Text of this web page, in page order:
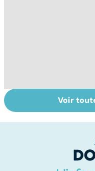
Le magnésium,
un oligo-élément
Voir